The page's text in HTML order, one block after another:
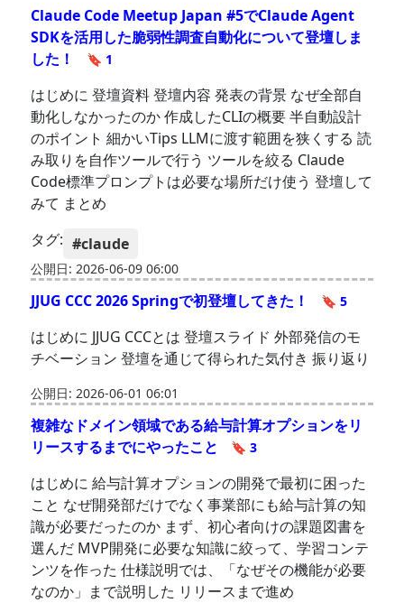
Claude Code Meetup Japan #5でClaude Agent
SDKを活用した脆弱性調査自動化について登壇しま
した！
🔖 1
はじめに 登壇資料 登壇内容 発表の背景 なぜ全部自
動化しなかったのか 作成したCLIの概要 半自動設計
のポイント 細かいTips LLMに渡す範囲を狭くする 読
み取りを自作ツールで行う ツールを絞る Claude
Code標準プロンプトは必要な場所だけ使う 登壇して
みて まとめ
タグ: #claude
公開日: 2026-06-09 06:00
JJUG CCC 2026 Springで初登壇してきた！ 🔖 5
はじめに JJUG CCCとは 登壇スライド 外部発信のモ
チベーション 登壇を通じて得られた気付き 振り返り
公開日: 2026-06-01 06:01
複雑なドメイン領域である給与計算オプションをリ
リースするまでにやったこと
🔖 3
はじめに 給与計算オプションの開発で最初に困った
こと なぜ開発部だけでなく事業部にも給与計算の知
識が必要だったのか まず、初心者向けの課題図書を
選んだ MVP開発に必要な知識に絞って、学習コンテ
ンツを作った 仕様説明では、「なぜその機能が必要
なのか」まで説明した リリースまで進め